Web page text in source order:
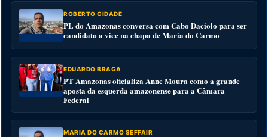
ROBERTO CIDADE
PL do Amazonas conversa com Cabo Daciolo para ser
candidato a vice na chapa de Maria do Carmo
EDUARDO BRAGA
PT Amazonas oficializa Anne Moura como a grande
aposta da esquerda amazonense para a Câmara
Federal
MARIA DO CARMO SEFFAIR